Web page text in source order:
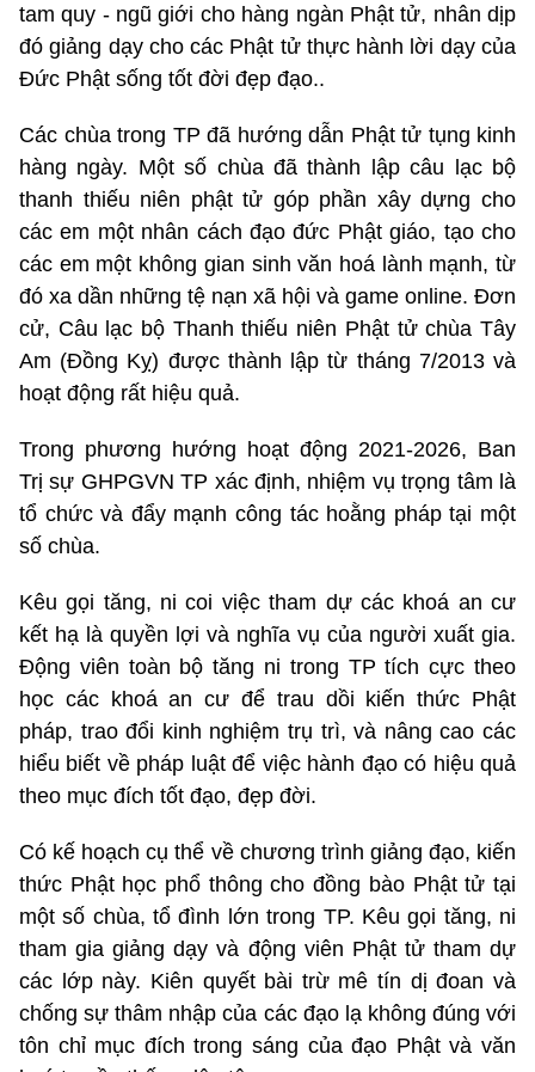
tam quy - ngũ giới cho hàng ngàn Phật tử, nhân dịp
đó giảng dạy cho các Phật tử thực hành lời dạy của
Đức Phật sống tốt đời đẹp đạo..
Các chùa trong TP đã hướng dẫn Phật tử tụng kinh
hàng ngày. Một số chùa đã thành lập câu lạc bộ
thanh thiếu niên phật tử góp phần xây dựng cho
các em một nhân cách đạo đức Phật giáo, tạo cho
các em một không gian sinh văn hoá lành mạnh, từ
đó xa dần những tệ nạn xã hội và game online. Đơn
cử, Câu lạc bộ Thanh thiếu niên Phật tử chùa Tây
Am (Đồng Kỵ) được thành lập từ tháng 7/2013 và
hoạt động rất hiệu quả.
Trong phương hướng hoạt động 2021-2026, Ban
Trị sự GHPGVN TP xác định, nhiệm vụ trọng tâm là
tổ chức và đẩy mạnh công tác hoằng pháp tại một
số chùa.
Kêu gọi tăng, ni coi việc tham dự các khoá an cư
kết hạ là quyền lợi và nghĩa vụ của người xuất gia.
Động viên toàn bộ tăng ni trong TP tích cực theo
học các khoá an cư để trau dồi kiến thức Phật
pháp, trao đổi kinh nghiệm trụ trì, và nâng cao các
hiểu biết về pháp luật để việc hành đạo có hiệu quả
theo mục đích tốt đạo, đẹp đời.
Có kế hoạch cụ thể về chương trình giảng đạo, kiến
thức Phật học phổ thông cho đồng bào Phật tử tại
một số chùa, tổ đình lớn trong TP. Kêu gọi tăng, ni
tham gia giảng dạy và động viên Phật tử tham dự
các lớp này. Kiên quyết bài trừ mê tín dị đoan và
chống sự thâm nhập của các đạo lạ không đúng với
tôn chỉ mục đích trong sáng của đạo Phật và văn